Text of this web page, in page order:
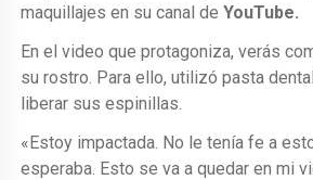
maquillajes en su canal deYouTube.
En el video que protagoniza, verás
su rostro. Para ello, utilizó pasta
liberar sus espinillas.
«Estoy impactada. No le tenía fe a
esperaba. Esto se va a quedar en mi